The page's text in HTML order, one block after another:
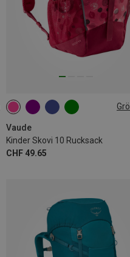
Vaude
Kinder Skovi 10 Rucksack
CHF 49.65
10L